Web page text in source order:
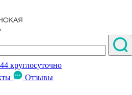
круглосуточно
Отзывы